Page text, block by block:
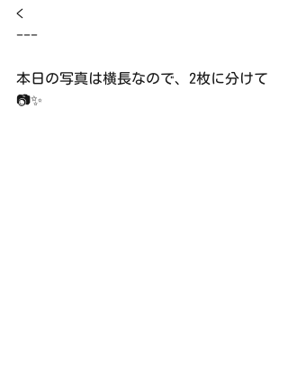
<
---
本日の写真は横長なので、2枚に分けて
📷✨